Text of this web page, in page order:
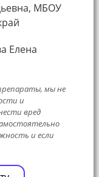
МБОУ
Елена
мы не
и
вред
и если